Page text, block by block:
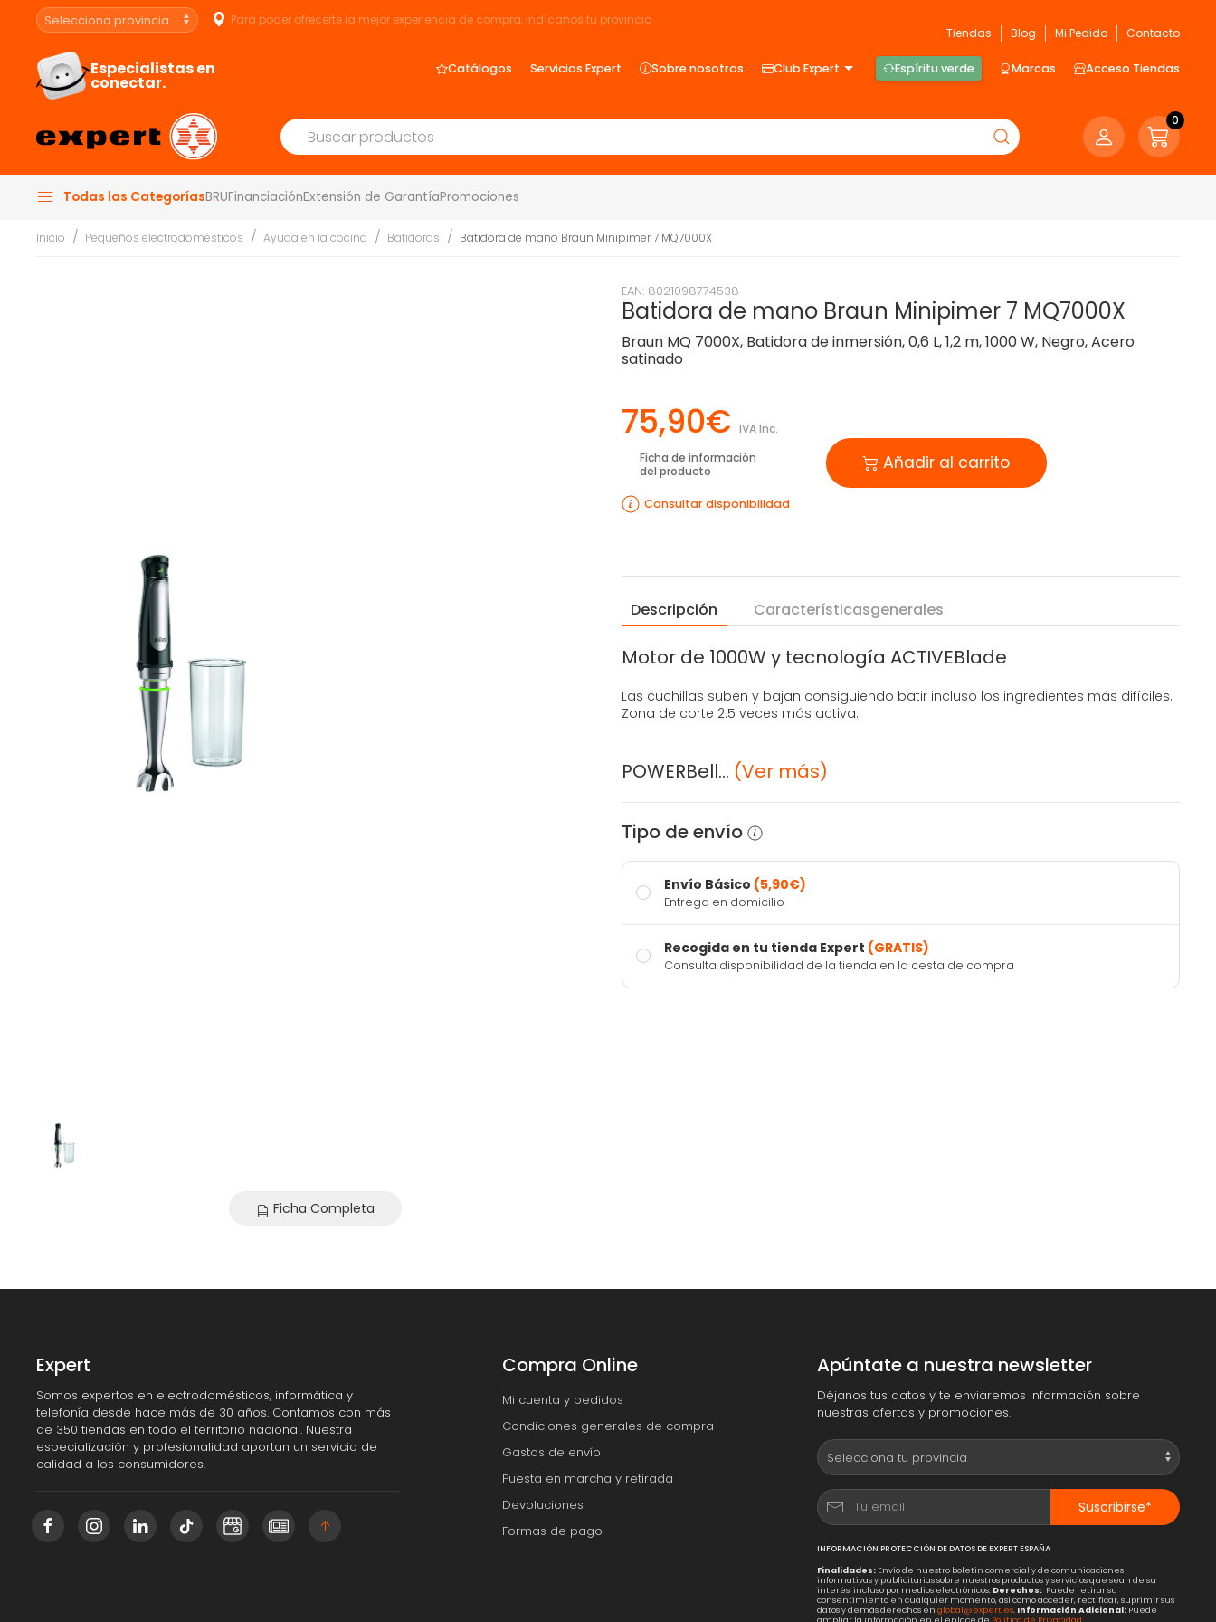
Para poder ofrecerte la mejor experiencia de compra, indícanos tu provincia
Tiendas
Blog Mi Pedido Contacto
Especialistas en
conectar.
Catálogos Servicios Expert Sobre nosotros Club Expert Espíritu verde Marcas Acceso Tiendas
0
Todas las CategoríasBRUFinanciaciónExtensión de GarantíaPromociones
Inicio Pequeños electrodomésticos Ayuda en la cocina Batidoras Batidora de mano Braun Minipimer 7 MQ7000X
Ficha Completa
EAN: 8021098774538
Batidora de mano Braun Minipimer 7 MQ7000X
Braun MQ 7000X, Batidora de inmersión, 0,6 L, 1,2 m, 1000 W, Negro, Acero
satinado
75,90€ IVA Inc.
Ficha de información
del producto
Consultar disponibilidad
Añadir al carrito
Descripción Característicasgenerales
Motor de 1000W y tecnología ACTIVEBlade
Las cuchillas suben y bajan consiguiendo batir incluso los ingredientes más difíciles.
Zona de corte 2.5 veces más activa.
POWERBell... (Ver más)
Tipo de envío
Envío Básico (5,90€)
Entrega en domicilio
Recogida en tu tienda Expert (GRATIS)
Consulta disponibilidad de la tienda en la cesta de compra
Expert
Somos expertos en electrodomésticos, informática y
telefonía desde hace más de 30 años. Contamos con más
de 350 tiendas en todo el territorio nacional. Nuestra
especialización y profesionalidad aportan un servicio de
calidad a los consumidores.
Compra Online
Mi cuenta y pedidos
Condiciones generales de compra
Gastos de envío
Puesta en marcha y retirada
Devoluciones
Formas de pago
Apúntate a nuestra newsletter
Déjanos tus datos y te enviaremos información sobre
nuestras ofertas y promociones.
Suscribirse*
INFORMACIÓN PROTECCIÓN DE DATOS DE EXPERT ESPAÑA
Finalidades:Envío de nuestro boletín comercial y de comunicaciones
informativas y publicitarias sobre nuestros productos y servicios que sean de su
interés, incluso por medios electrónicos. Derechos:Puede retirar su
consentimiento en cualquier momento, así como acceder, rectificar, suprimir sus
datos y demás derechos en global@expert.es. Información Adicional:Puede